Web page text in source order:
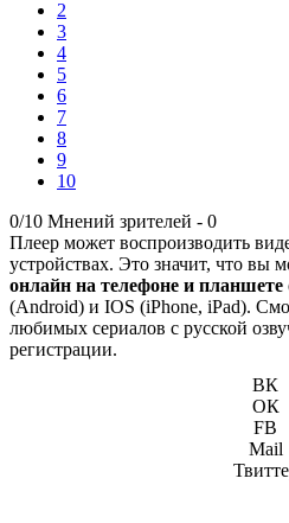
2
3
4
5
6
7
8
9
10
0/10 Мнений зрителей - 0
Плеер может воспроизводить
устройствах. Это значит, что вы
онлайн на телефоне и планшете
(Android) и IOS (iPhone, iPad).
любимых сериалов с русской
регистрации.
ВК
ОК
FB
Mail